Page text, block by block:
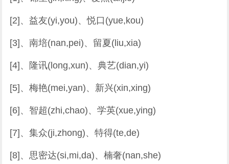
[2]、益友(yi,you)、悦口(yue,kou)
[3]、南培(nan,pei)、留夏(liu,xia)
[4]、隆讯(long,xun)、典艺(dian,yi)
[5]、梅艳(mei,yan)、新兴(xin,xing)
[6]、智超(zhi,chao)、学英(xue,ying)
[7]、集众(ji,zhong)、特得(te,de)
[8]、思密达(si,mi,da)、楠奢(nan,she)